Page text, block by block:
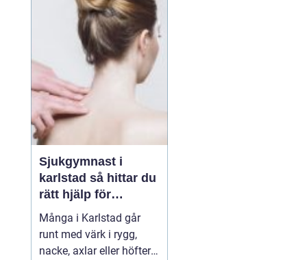
och en vardag som
fungerar igen.
Kiropraktik passar
många som kämpar
med återkommande
ryggont...
Sjukgymnast i
karlstad så hittar du
rätt hjälp för
kroppen
Många i Karlstad går
runt med värk i rygg,
nacke, axlar eller höfter